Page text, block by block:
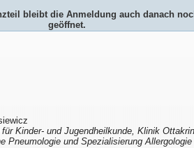
bleibt die Anmeldung auch danach
geöffnet.
Kinder- und Jugendheilkunde, Klinik
Pneumologie und Spezialisierung Allergologie